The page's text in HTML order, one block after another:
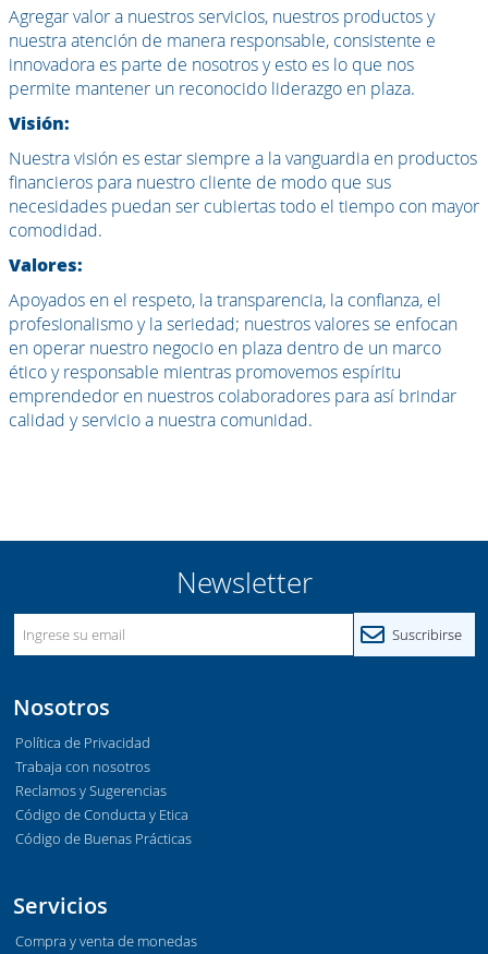
Agregar valor a nuestros servicios, nuestros productos y
nuestra atención de manera responsable, consistente e
innovadora es parte de nosotros y esto es lo que nos
permite mantener un reconocido liderazgo en plaza.
Visión:
Nuestra visión es estar siempre a la vanguardia en productos
financieros para nuestro cliente de modo que sus
necesidades puedan ser cubiertas todo el tiempo con mayor
comodidad.
Valores:
Apoyados en el respeto, la transparencia, la confianza, el
profesionalismo y la seriedad; nuestros valores se enfocan
en operar nuestro negocio en plaza dentro de un marco
ético y responsable mientras promovemos espíritu
emprendedor en nuestros colaboradores para así brindar
calidad y servicio a nuestra comunidad.
Newsletter
Nosotros
Política de Privacidad
Trabaja con nosotros
Reclamos y Sugerencias
Código de Conducta y Etica
Código de Buenas Prácticas
Servicios
Compra y venta de monedas